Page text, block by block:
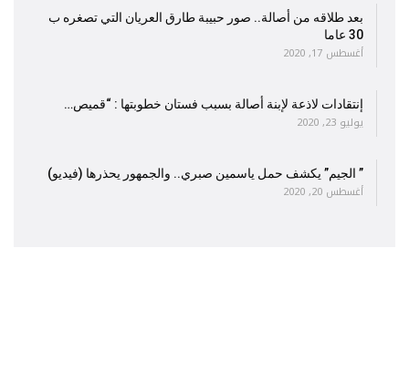
بعد طلاقه من أصالة.. صور حبيبة طارق العريان التي تصغره ب
30 عاما
أغسطس 17, 2020
إنتقادات لاذعة لإبنة أصالة بسبب فستان خطوبتها : “قميص…
يوليو 23, 2020
” الجيم” يكشف حمل ياسمين صبري.. والجمهور يحذرها (فيديو)
أغسطس 20, 2020